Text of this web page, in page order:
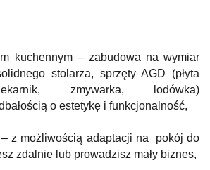
kuchennym – zabudowa na wymiar
stolarza, sprzęty AGD (płyta
zmywarka, lodówka)
o estetykę i funkcjonalność,
z możliwością adaptacji na pokój do
zdalnie lub prowadzisz mały biznes,